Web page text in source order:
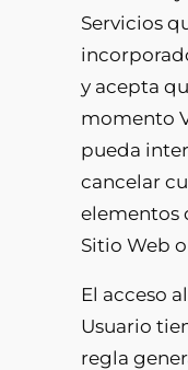
Servicios
y acepta
momento
pueda
cancelar
elementos
Sitio Web
El acceso
Usuario
regla